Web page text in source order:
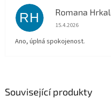
Související produkty
RH Romana
Hodnocení
15.4.2026
Ano, úplná spokojenost.